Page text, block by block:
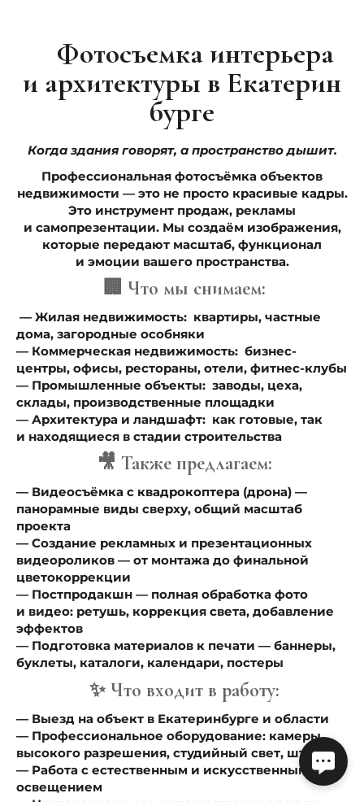
Фотосъемка интерьера
и архитектуры в Екатерин
бурге
Когда здания говорят, а пространство дышит.
Профессиональная фотосъёмка объектов
недвижимости — это не просто красивые кадры.
Это инструмент продаж, рекламы
и самопрезентации. Мы создаём изображения,
которые передают масштаб, функционал
и эмоции вашего пространства.
🏢 Что мы снимаем:
— Жилая недвижимость: квартиры, частные
дома, загородные особняки
— Коммерческая недвижимость: бизнес-
центры, офисы, рестораны, отели, фитнес-клубы
— Промышленные объекты: заводы, цеха,
склады, производственные площадки
— Архитектура и ландшафт: как готовые, так
и находящиеся в стадии строительства
🎥 Также предлагаем:
— Видеосъёмка с квадрокоптера (дрона) —
панорамные виды сверху, общий масштаб
проекта
— Создание рекламных и презентационных
видеороликов — от монтажа до финальной
цветокоррекции
— Постпродакшн — полная обработка фото
и видео: ретушь, коррекция света, добавление
эффектов
— Подготовка материалов к печати — баннеры,
буклеты, каталоги, календари, постеры
✨ Что входит в работу:
— Выезд на объект в Екатеринбурге и области
— Профессиональное оборудование: камеры
высокого разрешения, студийный свет, штативы
— Работа с естественным и искусственным
освещением